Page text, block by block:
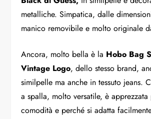
metalliche. Simpatica, dalle
manico removibile e molto originale
Ancora, molto bella è la Hobo Bag
Vintage Logo, dello stesso brand,
similpelle ma anche in tessuto jeans.
a spalla, molto versatile, è apprezzata
comodità e perché si adatta